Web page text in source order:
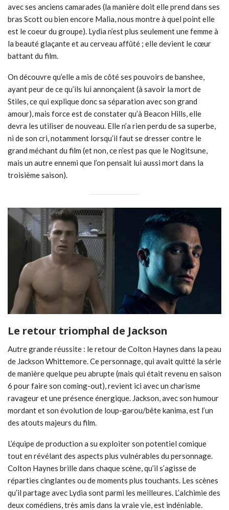
avec ses anciens camarades (la manière doit elle prend dans ses
bras Scott ou bien encore Malia, nous montre à quel point elle
est le coeur du groupe). Lydia n’est plus seulement une femme à
la beauté glaçante et au cerveau affûté ; elle devient le cœur
battant du film.
On découvre qu’elle a mis de côté ses pouvoirs de banshee,
ayant peur de ce qu’ils lui annonçaient (à savoir la mort de
Stiles, ce qui explique donc sa séparation avec son grand
amour), mais force est de constater qu’à Beacon Hills, elle
devra les utiliser de nouveau. Elle n’a rien perdu de sa superbe,
ni de son cri, notamment lorsqu’il faut se dresser contre le
grand méchant du film (et non, ce n’est pas que le Nogitsune,
mais un autre ennemi que l’on pensait lui aussi mort dans la
troisième saison).
Le retour triomphal de Jackson
Autre grande réussite : le retour de Colton Haynes dans la peau
de Jackson Whittemore. Ce personnage, qui avait quitté la série
de manière quelque peu abrupte (mais qui était revenu en saison
6 pour faire son coming-out), revient ici avec un charisme
ravageur et une présence énergique. Jackson, avec son humour
mordant et son évolution de loup-garou/bête kanima, est l’un
des atouts majeurs du film.
L’équipe de production a su exploiter son potentiel comique
tout en révélant des aspects plus vulnérables du personnage.
Colton Haynes brille dans chaque scène, qu’il s’agisse de
réparties cinglantes ou de moments plus touchants. Les scènes
qu’il partage avec Lydia sont parmi les meilleures. L’alchimie des
deux comédiens, très amis dans la vraie vie, est indéniable.